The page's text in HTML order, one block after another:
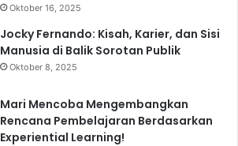
Oktober 16, 2025
Jocky Fernando: Kisah, Karier, dan Sisi
Manusia di Balik Sorotan Publik
Oktober 8, 2025
Mari Mencoba Mengembangkan
Rencana Pembelajaran Berdasarkan
Experiential Learning!